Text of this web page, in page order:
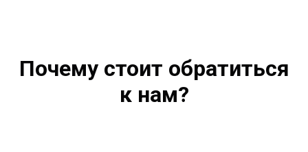
Почему стоит обратиться
к нам?